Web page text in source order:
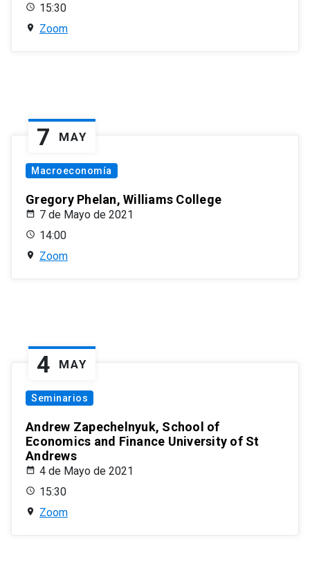
15:30
Zoom
7 MAY
Macroeconomía
Gregory Phelan, Williams College
7 de Mayo de 2021
14:00
Zoom
4 MAY
Seminarios
Andrew Zapechelnyuk, School of
Economics and Finance University of St
Andrews
4 de Mayo de 2021
15:30
Zoom